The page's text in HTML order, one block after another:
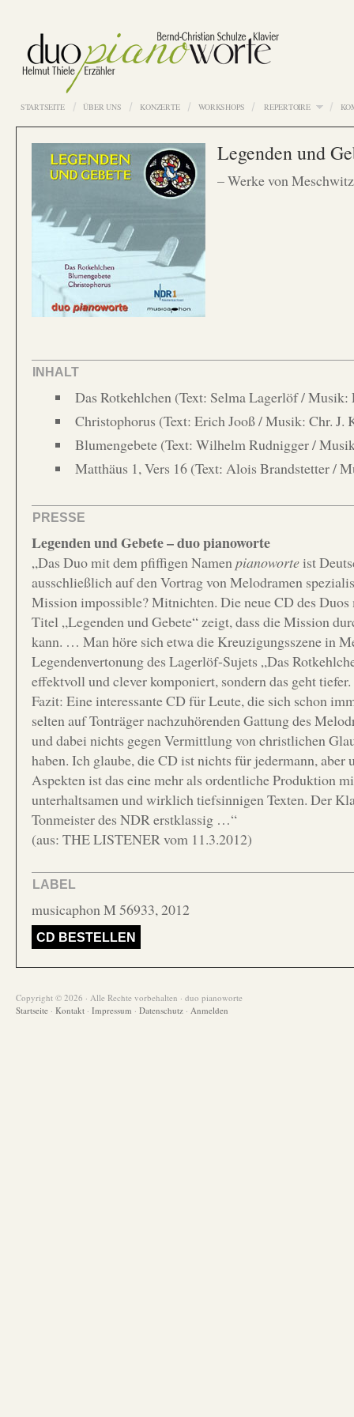
STARTSEITE ÜBER UNS KONZERTE WORKSHOPS REPERTOIRE
Legenden und
– Werke von
INHALT
Das Rotkehlchen (Text: Selma Lagerlöf /
Christophorus (Text: Erich Jooß / Musik: Chr. J.
Blumengebete (Text: Wilhelm Rudnigger /
Matthäus 1, Vers 16 (Text: Alois Brandstetter /
PRESSE
Legenden und Gebete – duo pianoworte
„Das Duo mit dem pfiffigen Namenpianoworteist
ausschließlich auf den Vortrag von Melodramen
Mission impossible? Mitnichten. Die neue CD des
Titel „Legenden und Gebete“ zeigt, dass die Mission
kann. … Man höre sich etwa die Kreuzigungsszene in
Legendenvertonung des Lagerlöf-Sujets „Das
effektvoll und clever komponiert, sondern das geht
Fazit: Eine interessante CD für Leute, die sich schon
selten auf Tonträger nachzuhörenden Gattung des
und dabei nichts gegen Vermittlung von christlichen
haben. Ich glaube, die CD ist nichts für jedermann,
Aspekten ist das eine mehr als ordentliche Produktion
unterhaltsamen und wirklich tiefsinnigen Texten. Der
Tonmeister des NDR erstklassig …“
(aus: THE LISTENER vom 11.3.2012)
LABEL
musicaphon M 56933, 2012
CD BESTELLEN
Copyright © 2026 · Alle Rechte vorbehalten · duo pianoworte
Startseite · Kontakt · Impressum · Datenschutz · Anmelden